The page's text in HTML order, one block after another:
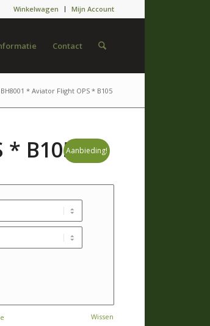
Winkelwagen Mijn Account
Contact
BH8001 * Aviator Flight OPS * B105
Aanbieding!
* B105
Wissen